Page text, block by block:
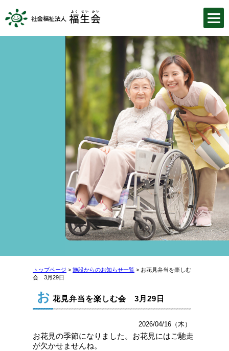
トップページ > 施設からのお知らせ一覧 > お花見弁当を楽しむ
会 3月29日
お 花見弁当を楽しむ会 3月29日
2026/04/16（木）
お花見の季節になりました。お花見にはご馳走
が欠かせませんね。